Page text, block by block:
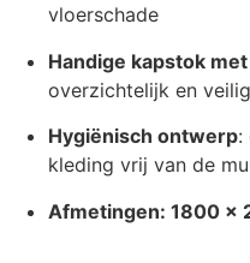
vloerschade
Handige kapstok
overzichtelijk en veilig
Hygiënisch ontwerp:
kleding vrij van de
Afmetingen: 1800 x